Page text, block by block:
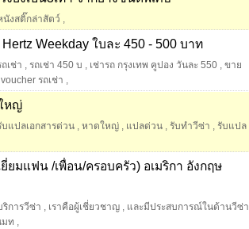
นังสติ๊กล่าสัตว์ ,
Weekday ใบละ 450 - 500 บาท
ถเช่า , รถเช่า 450 บ , เช่ารถ กรุงเทพ คูปอง วันละ 550 , ขาย
รถเช่า ,
หญ่
บแปลเอกสารด่วน , หาดใหญ่ , แปลด่วน , รับทำวีซ่า , รับแปล
ยมแฟน /เพื่อน/ครอบครัว) อเมริกา อังกฤษ
ริการวีซ่า , เราคือผู้เชี่ยวชาญ , และมีประสบการณ์ในด้านวีซ่า
ท ,